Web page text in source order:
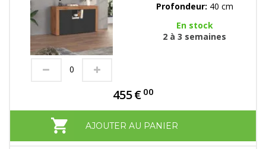
Profondeur: 40 cm
En stock
2 à 3 semaines
455€ 00
AJOUTER AU PANIER